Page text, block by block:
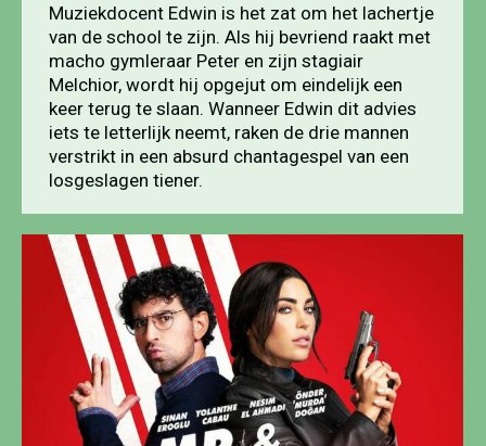
Muziekdocent Edwin is het zat om het lachertje
van de school te zijn. Als hij bevriend raakt met
macho gymleraar Peter en zijn stagiair
Melchior, wordt hij opgejut om eindelijk een
keer terug te slaan. Wanneer Edwin dit advies
iets te letterlijk neemt, raken de drie mannen
verstrikt in een absurd chantagespel van een
losgeslagen tiener.